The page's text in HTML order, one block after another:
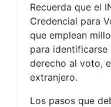
Recuerda que el
Credencial para
que emplean
para identificarse
derecho al voto,
extranjero.
Los pasos que